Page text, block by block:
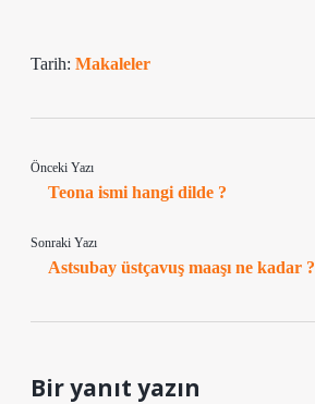
Tarih: Makaleler
Önceki Yazı
Teona ismi hangi dilde ?
Sonraki Yazı
Astsubay üstçavuş maaşı ne kadar ?
Bir yanıt yazın